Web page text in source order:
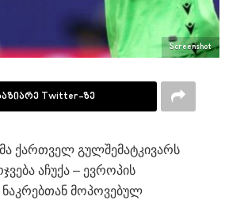
Screenshot
Twitter-ზე
ქართველ გულშემატკივარს
აჩუქა – ევროპის
მოპოვებულ